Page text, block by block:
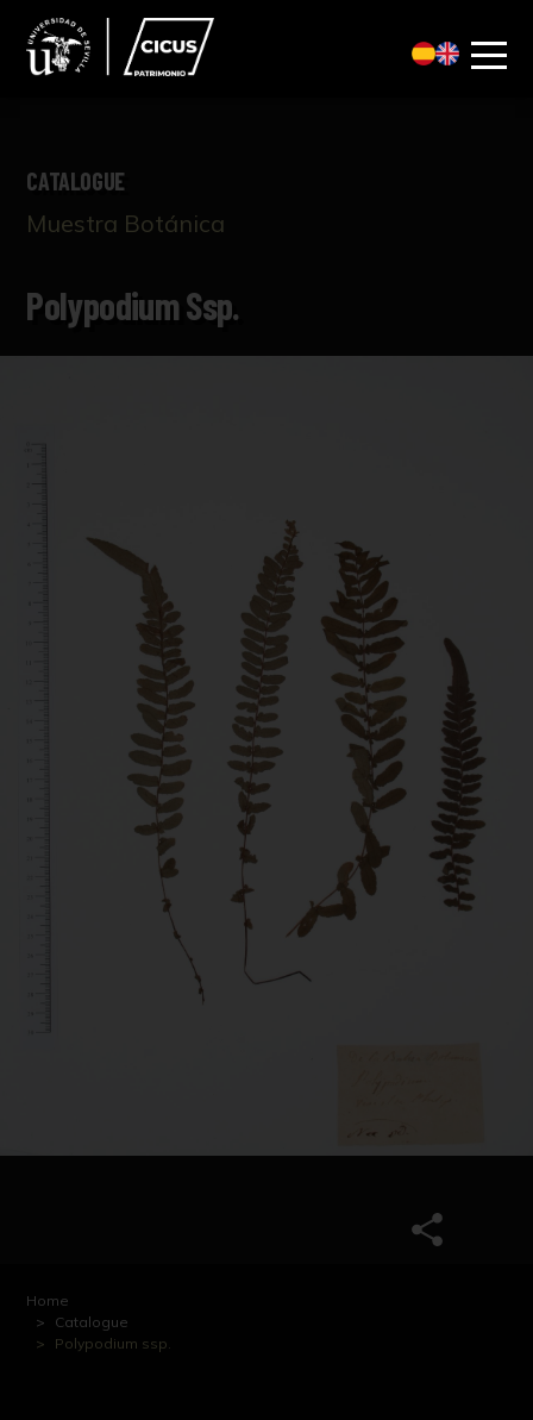
CATALOGUE
Muestra Botánica
Polypodium Ssp.
Home
Catalogue
Polypodium ssp.